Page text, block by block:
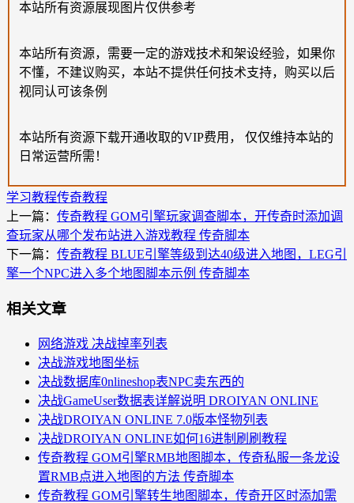
本站所有资源展现图片仅供参考
本站所有资源，需要一定的游戏技术和架设经验，如果你
不懂，不建议购买，本站不提供任何技术支持，购买以后
视同认可该条例
本站所有资源下载开通收取的VIP费用， 仅仅维持本站的
日常运营所需！
学习教程传奇教程
上一篇： 传奇教程 GOM引擎玩家调查脚本，开传奇时添加调
查玩家从哪个发布站进入游戏教程 传奇脚本
下一篇： 传奇教程 BLUE引擎等级到达40级进入地图，LEG引
擎一个NPC进入多个地图脚本示例 传奇脚本
相关文章
网络游戏 决战掉率列表
决战游戏地图坐标
决战数据库0nlineshop表NPC卖东西的
决战GameUser数据表详解说明 DROIYAN ONLINE
决战DROIYAN ONLINE 7.0版本怪物列表
决战DROIYAN ONLINE如何16进制刷刷教程
传奇教程 GOM引擎RMB地图脚本，传奇私服一条龙设
置RMB点进入地图的方法 传奇脚本
传奇教程 GOM引擎转生地图脚本，传奇开区时添加需